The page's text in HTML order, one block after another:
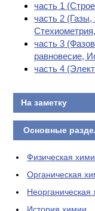
часть 1
часть 2
часть 3
равновесие,
часть 4
На заметку
Основные
Физическая
Органическая
Неорганическая